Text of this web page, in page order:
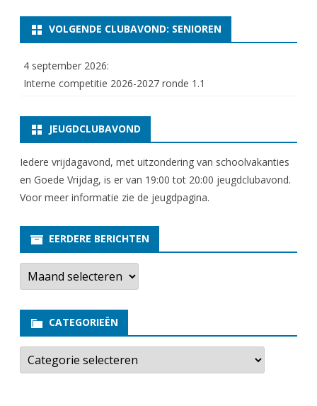
VOLGENDE CLUBAVOND: SENIOREN
4 september 2026:
Interne competitie 2026-2027 ronde 1.1
JEUGDCLUBAVOND
Iedere vrijdagavond, met uitzondering van schoolvakanties
en Goede Vrijdag, is er van 19:00 tot 20:00 jeugdclubavond.
Voor meer informatie zie de jeugdpagina.
EERDERE BERICHTEN
E
r
e
e
b
r
CATEGORIEËN
C
t